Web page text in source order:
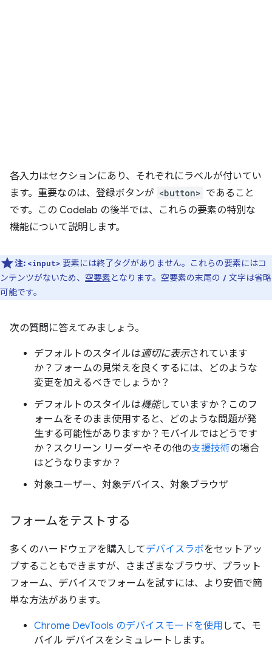
各入力はセクションにあり、それぞれにラベルが付いてい
ます。重要なのは、登録ボタンが <button> であること
です。この Codelab の後半では、これらの要素の特別な
機能について説明します。
注: <input> 要素には終了タグがありません。これらの要素にはコ
ンテンツがないため、 空要素 となります。空要素の末尾の / 文字は省略
可能です。
次の質問に答えてみましょう。
デフォルトのスタイルは適切に表示されています
か？フォームの見栄えを良くするには、どのような
変更を加えるべきでしょうか？
デフォルトのスタイルは機能していますか？このフ
ォームをそのまま使用すると、どのような問題が発
生する可能性がありますか？モバイルではどうです
か？スクリーン リーダーやその他の支援技術の場合
はどうなりますか？
対象ユーザー、対象デバイス、対象ブラウザ
フォームをテストする
多くのハードウェアを購入してデバイスラボをセットアッ
プすることもできますが、さまざまなブラウザ、プラット
フォーム、デバイスでフォームを試すには、より安価で簡
単な方法があります。
Chrome DevTools のデバイスモードを使用 して、モ
バイル デバイスをシミュレートします。